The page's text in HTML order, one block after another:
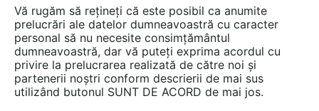
Vă rugăm să rețineți că este posibil ca anumite
prelucrări ale datelor dumneavoastră cu caracter
personal să nu necesite consimțământul
dumneavoastră, dar vă puteți exprima acordul cu
privire la prelucrarea realizată de către noi și
partenerii noștri conform descrierii de mai sus
utilizând butonul SUNT DE ACORD de mai jos.